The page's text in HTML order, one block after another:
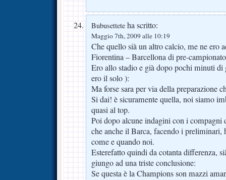
Bubusettete ha scritto:
Maggio 7th, 2009 alle 10:19
Che quello sià un altro calcio, me ne ero
Fiorentina – Barcellona di pre-
Ero allo stadio e già dopo pochi minuti di
ero il solo ):
Ma forse sara per via della preparazione
Si dai! è sicuramente quella, noi siamo
quasi al top.
Poi dopo alcune indagini con i compagni
che anche il Barca, facendo i preliminari,
come e quando noi.
Esterefatto quindi da cotanta differenza,
giungo ad una triste conclusione:
Se questa è la Champions son mazzi